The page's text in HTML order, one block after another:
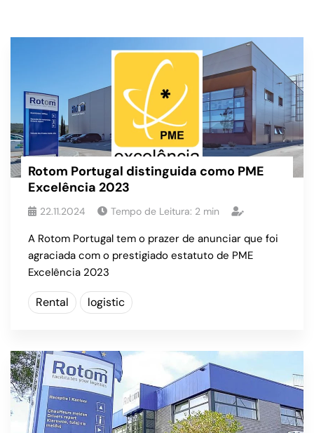
Rotom Portugal distinguida como PME
Excelência 2023
22.11.2024 Tempo de Leitura: 2 min
A Rotom Portugal tem o prazer de anunciar que foi
agraciada com o prestigiado estatuto de PME
Excelência 2023
Rental logistic